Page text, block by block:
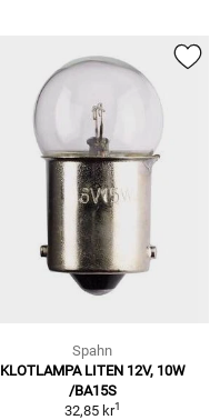
Spahn
KLOTLAMPA LITEN 12V, 10W
/BA15S
32,85 kr1